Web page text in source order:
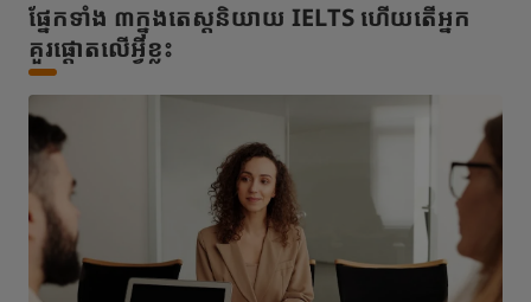
ផ្នែកទាំង ៣ក្នុងតេស្តនិយាយ IELTS ហើយតើអ្នក
គួរផ្តោតលើអ្វីខ្លះ